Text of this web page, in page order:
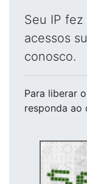
Seu IP
acessos
conosco.
Para liberar
responda ao